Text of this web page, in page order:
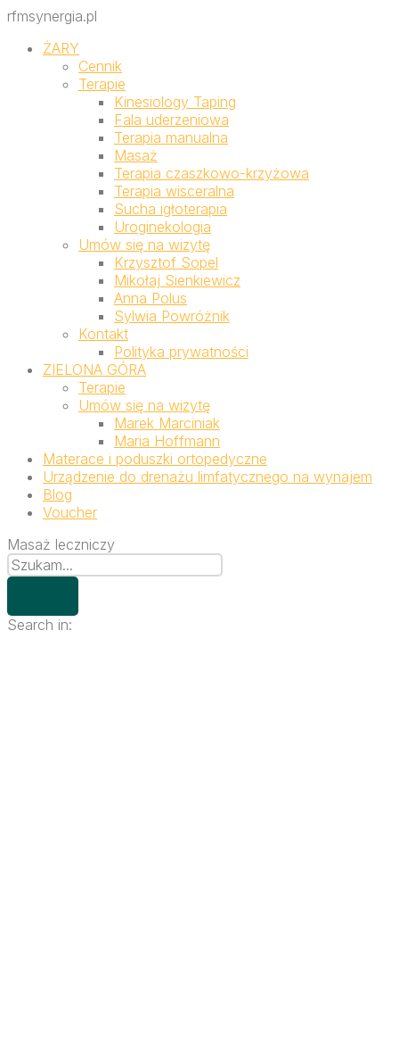
rfmsynergia.pl
ŻARY
Cennik
Terapie
Kinesiology Taping
Fala uderzeniowa
Terapia manualna
Masaż
Terapia czaszkowo-krzyżowa
Terapia wisceralna
Sucha igłoterapia
Uroginekologia
Umów się na wizytę
Krzysztof Sopel
Mikołaj Sienkiewicz
Anna Polus
Sylwia Powróżnik
Kontakt
Polityka prywatności
ZIELONA GÓRA
Terapie
Umów się na wizytę
Marek Marciniak
Maria Hoffmann
Materace i poduszki ortopedyczne
Urządzenie do drenażu limfatycznego na wynajem
Blog
Voucher
Masaż leczniczy
Search in: